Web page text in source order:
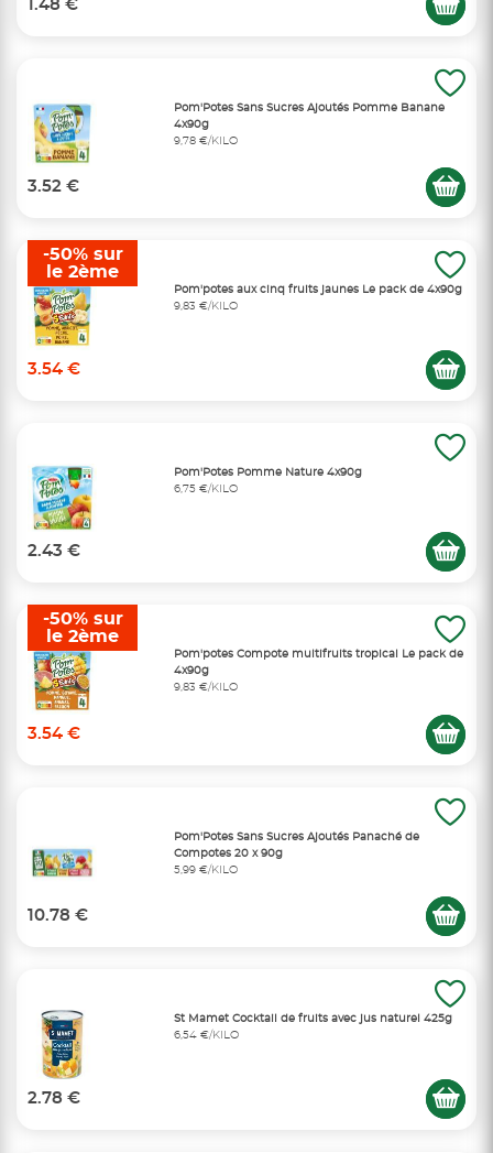
1.48 €
Pom'Potes Sans Sucres Ajoutés Pomme Banane
4x90g
9,78 €/KILO
3.52 €
Pom'potes aux cinq fruits jaunes Le pack de 4x90g
9,83 €/KILO
3.54 €
-50% sur
le 2ème
Pom'Potes Pomme Nature 4x90g
6,75 €/KILO
2.43 €
Pom'potes Compote multifruits tropical Le pack de
4x90g
9,83 €/KILO
3.54 €
-50% sur
le 2ème
Pom'Potes Sans Sucres Ajoutés Panaché de
Compotes 20 x 90g
5,99 €/KILO
10.78 €
St Mamet Cocktail de fruits avec jus naturel 425g
6,54 €/KILO
2.78 €